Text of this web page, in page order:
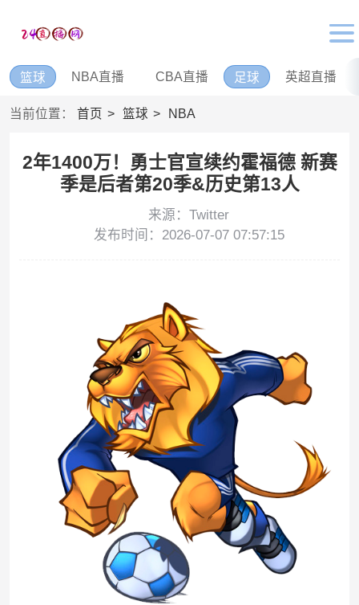
篮球 NBA直播 CBA直播 足球 英超直播
当前位置： 首页 篮球 NBA
2年1400万！勇士官宣续约霍福德 新赛
季是后者第20季&历史第13人
来源：Twitter
发布时间：2026-07-07 07:57:15